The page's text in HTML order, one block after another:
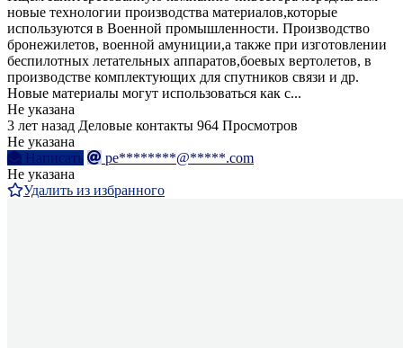
новые технологии производства материалов,которые
используются в Военной промышленности. Производство
бронежилетов, военной амуниции,а также при изготовлении
беспилотных летательных аппаратов,боевых вертолетов, в
производстве комплектующих для спутников связи и др.
Новые материалы могут использоваться как с...
Не указана
3 лет назад Деловые контакты 964 Просмотров
Не указана
Написать
pe********@*****.com
Не указана
Удалить из избранного